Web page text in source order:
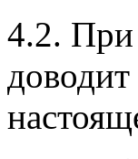
4.2. При